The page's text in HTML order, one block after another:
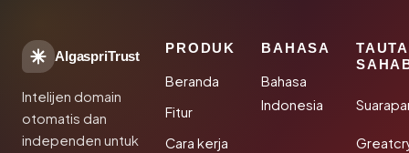
AlgaspriTrust
Intelijen domain
otomatis dan
independen untuk
PRODUK
Beranda
Fitur
Cara kerja
BAHASA
Bahasa
Indonesia